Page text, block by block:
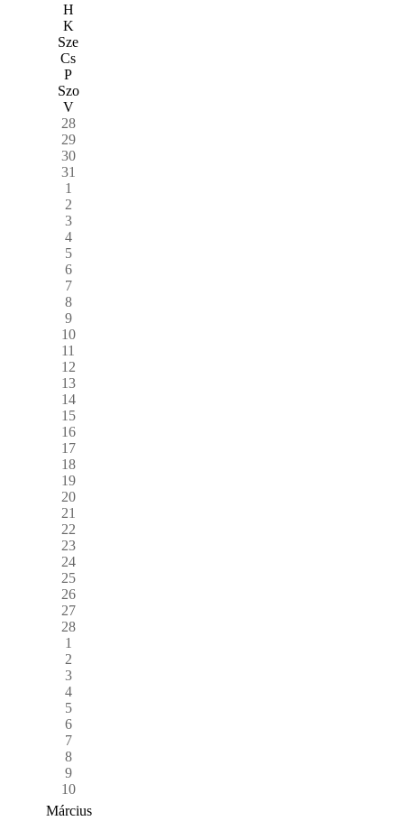
H
K
Sze
Cs
P
Szo
V
28
29
30
31
1
2
3
4
5
6
7
8
9
10
11
12
13
14
15
16
17
18
19
20
21
22
23
24
25
26
27
28
1
2
3
4
5
6
7
8
9
10
Március